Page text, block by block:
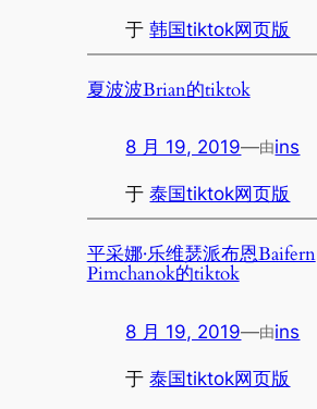
于韩国tiktok网页版
夏波波Brian的tiktok
8 月 19, 2019—由ins
于泰国tiktok网页版
平采娜·乐维瑟派布恩Baifern
Pimchanok的tiktok
8 月 19, 2019—由ins
于泰国tiktok网页版